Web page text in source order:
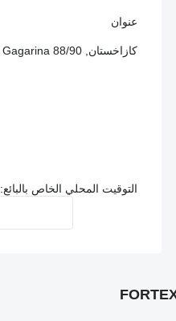
عنوان
كازاخستان, g. Almat, pr. Gagarina 88/90
التوقيت المحلي الخاص بالبائع: 23:01 (+05)